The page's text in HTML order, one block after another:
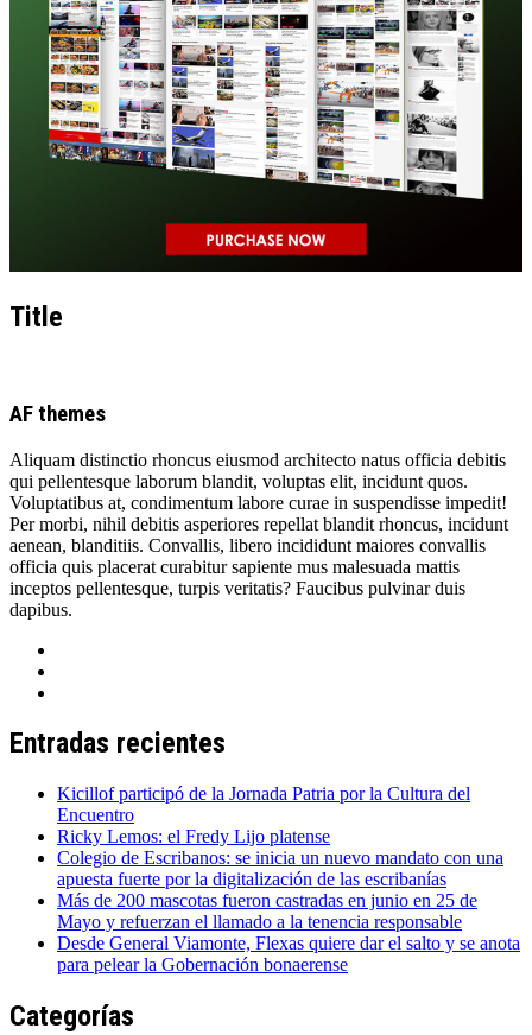
Title
AF themes
Aliquam distinctio rhoncus eiusmod architecto natus officia debitis
qui pellentesque laborum blandit, voluptas elit, incidunt quos.
Voluptatibus at, condimentum labore curae in suspendisse impedit!
Per morbi, nihil debitis asperiores repellat blandit rhoncus, incidunt
aenean, blanditiis. Convallis, libero incididunt maiores convallis
officia quis placerat curabitur sapiente mus malesuada mattis
inceptos pellentesque, turpis veritatis? Faucibus pulvinar duis
dapibus.
Entradas recientes
Kicillof participó de la Jornada Patria por la Cultura del
Encuentro
Ricky Lemos: el Fredy Lijo platense
Colegio de Escribanos: se inicia un nuevo mandato con una
apuesta fuerte por la digitalización de las escribanías
Más de 200 mascotas fueron castradas en junio en 25 de
Mayo y refuerzan el llamado a la tenencia responsable
Desde General Viamonte, Flexas quiere dar el salto y se anota
para pelear la Gobernación bonaerense
Categorías